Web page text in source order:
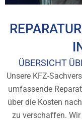
ÜBERSICHT
Unsere KFZ-
umfassende
über die Kosten
zu verschaffen.